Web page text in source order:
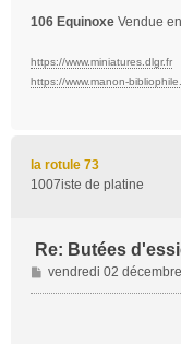
106 Equinoxe Vendue
https://www.miniatures.dlgr.fr
https://www.manon-
la rotule 73
1007iste de platine
Re: Butées
M
e
vendredi 02